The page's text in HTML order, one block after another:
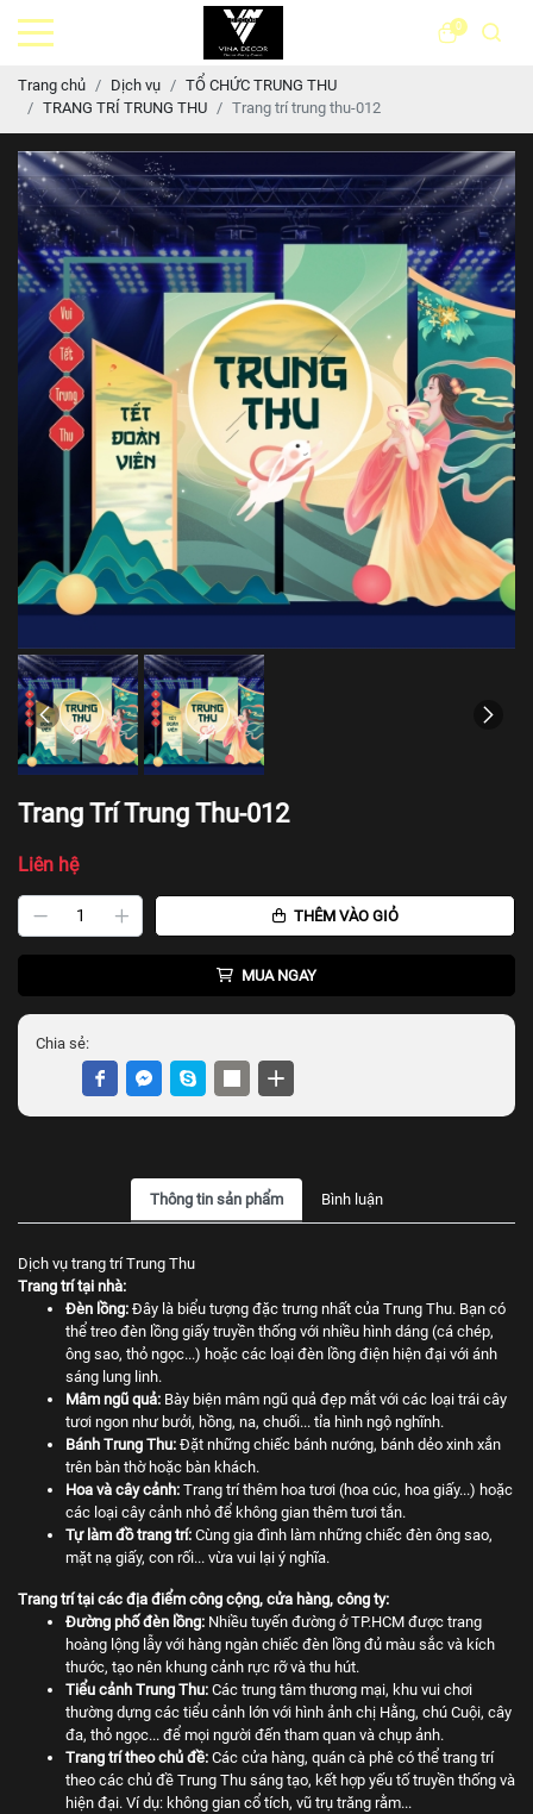
0
Trang chủ Dịch vụ
TỔ CHỨC TRUNG THU
TRANG TRÍ TRUNG THU
Trang trí trung thu-012
Trang Trí Trung Thu-012
Liên hệ
THÊM VÀO GIỎ
MUA NGAY
Chia sẻ:
Thông tin sản phẩm Bình luận
Dịch vụ trang trí Trung Thu
Trang trí tại nhà:
Đèn lồng: Đây là biểu tượng đặc trưng nhất của Trung Thu. Bạn có
thể treo đèn lồng giấy truyền thống với nhiều hình dáng (cá chép,
ông sao, thỏ ngọc...) hoặc các loại đèn lồng điện hiện đại với ánh
sáng lung linh.
Mâm ngũ quả: Bày biện mâm ngũ quả đẹp mắt với các loại trái cây
tươi ngon như bưởi, hồng, na, chuối... tỉa hình ngộ nghĩnh.
Bánh Trung Thu: Đặt những chiếc bánh nướng, bánh dẻo xinh xắn
trên bàn thờ hoặc bàn khách.
Hoa và cây cảnh: Trang trí thêm hoa tươi (hoa cúc, hoa giấy...) hoặc
các loại cây cảnh nhỏ để không gian thêm tươi tắn.
Tự làm đồ trang trí: Cùng gia đình làm những chiếc đèn ông sao,
mặt nạ giấy, con rối... vừa vui lại ý nghĩa.
Trang trí tại các địa điểm công cộng, cửa hàng, công ty:
Đường phố đèn lồng: Nhiều tuyến đường ở TP.HCM được trang
hoàng lộng lẫy với hàng ngàn chiếc đèn lồng đủ màu sắc và kích
thước, tạo nên khung cảnh rực rỡ và thu hút.
Tiểu cảnh Trung Thu: Các trung tâm thương mại, khu vui chơi
thường dựng các tiểu cảnh lớn với hình ảnh chị Hằng, chú Cuội, cây
đa, thỏ ngọc... để mọi người đến tham quan và chụp ảnh.
Trang trí theo chủ đề: Các cửa hàng, quán cà phê có thể trang trí
theo các chủ đề Trung Thu sáng tạo, kết hợp yếu tố truyền thống và
hiện đại. Ví dụ: không gian cổ tích, vũ trụ trăng rằm...